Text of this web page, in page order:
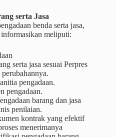
serta Jasa
benda serta jasa,
meliputi:
serta jasa sesuai Perpres
pengadaan.
pengadaan.
barang dan jasa
penilaian.
kontrak yang efektif
menerimanya